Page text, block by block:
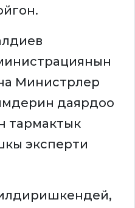
Министрлер
даярдоо
тармактык
эксперти